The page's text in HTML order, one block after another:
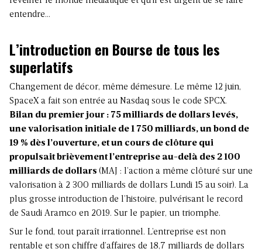
entendre…
L’introduction en Bourse de tous les
superlatifs
Changement de décor, même démesure. Le même 12 juin,
SpaceX a fait son entrée au Nasdaq sous le code SPCX.
Bilan du premier jour : 75 milliards de dollars levés,
une valorisation initiale de 1 750 milliards, un bond de
19 % dès l’ouverture, et un cours de clôture qui
propulsait brièvement l’entreprise au-delà des 2 100
milliards de dollars (MAJ : l’action a même clôturé sur une
valorisation à 2 300 milliards de dollars Lundi 15 au soir). La
plus grosse introduction de l’histoire, pulvérisant le record
de Saudi Aramco en 2019. Sur le papier, un triomphe.
Sur le fond, tout paraît irrationnel. L’entreprise est non
rentable et son chiffre d’affaires de 18,7 milliards de dollars